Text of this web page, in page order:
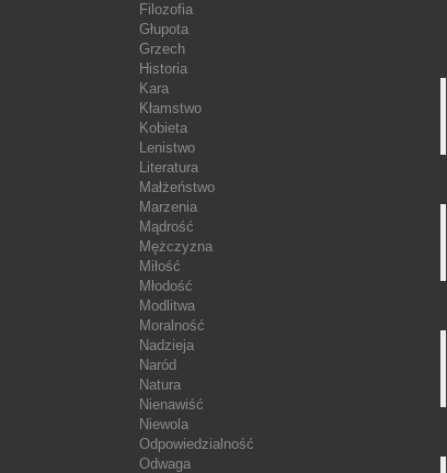
Filozofia
Głupota
Grzech
Historia
Kara
Kłamstwo
Kobieta
Lenistwo
Literatura
Małżeństwo
Marzenia
Mądrość
Mężczyzna
Miłość
Młodość
Modlitwa
Moralność
Nadzieja
Naród
Natura
Nienawiść
Niewola
Odpowiedzialność
Odwaga